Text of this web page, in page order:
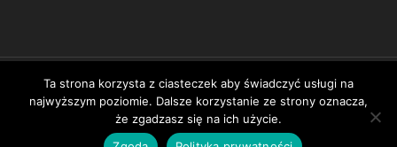
Ważna informacja:zmiana numerów telefonów
do biura Izby. Nowe numery:71 71 273 14oraz
Nasz Facebook Regulamin
Polityka prywatności
Obowiązek informacyjny RODO
Klauzula informacyjna
Ta strona korzysta z ciasteczek aby świadczyć usługi na
najwyższym poziomie. Dalsze korzystanie ze strony oznacza,
że zgadzasz się na ich użycie.